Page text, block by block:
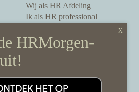
Wij als HR Afdeling
Ik als HR professional
Onze partners
Sponsoring
Disclaimer & gedragscode